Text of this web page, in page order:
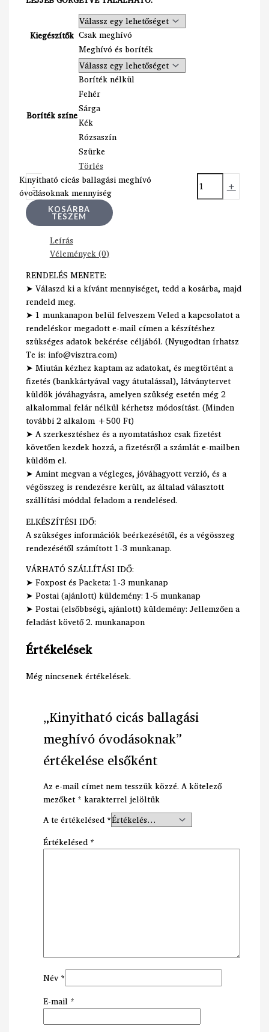
Kiegészítők Csak meghívó
Meghívó és boríték
Boríték színe
Boríték nélkül
Fehér
Sárga
Kék
Rózsaszín
Szürke
Törlés
-
Kinyitható cicás ballagási meghívó
óvodásoknak mennyiség
+
KOSÁRBA
TESZEM
Leírás
Vélemények (0)
RENDELÉS MENETE:
➤ Válaszd ki a kívánt mennyiséget, tedd a kosárba, majd
rendeld meg.
➤ 1 munkanapon belül felveszem Veled a kapcsolatot a
rendeléskor megadott e-mail címen a készítéshez
szükséges adatok bekérése céljából. (Nyugodtan írhatsz
Te is: info@visztra.com)
➤ Miután kézhez kaptam az adatokat, és megtörtént a
fizetés (bankkártyával vagy átutalással), látványtervet
küldök jóváhagyásra, amelyen szükség esetén még 2
alkalommal felár nélkül kérhetsz módosítást. (Minden
további 2 alkalom +500 Ft)
➤ A szerkesztéshez és a nyomtatáshoz csak fizetést
követően kezdek hozzá, a fizetésről a számlát e-mailben
küldöm el.
➤ Amint megvan a végleges, jóváhagyott verzió, és a
végösszeg is rendezésre került, az általad választott
szállítási móddal feladom a rendelésed.
ELKÉSZÍTÉSI IDŐ:
A szükséges információk beérkezésétől, és a végösszeg
rendezésétől számított 1-3 munkanap.
VÁRHATÓ SZÁLLÍTÁSI IDŐ:
➤ Foxpost és Packeta: 1-3 munkanap
➤ Postai (ajánlott) küldemény: 1-5 munkanap
➤ Postai (elsőbbségi, ajánlott) küldemény: Jellemzően a
feladást követő 2. munkanapon
Értékelések
Még nincsenek értékelések.
„Kinyitható cicás ballagási
meghívó óvodásoknak”
értékelése elsőként
Az e-mail címet nem tesszük közzé. A kötelező
mezőket * karakterrel jelöltük
A te értékelésed *
Értékelésed *
Név *
E-mail *